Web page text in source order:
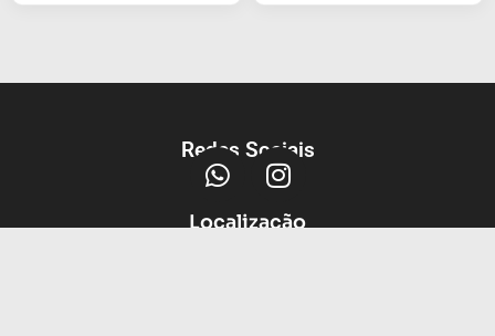
Redes Sociais
Localização